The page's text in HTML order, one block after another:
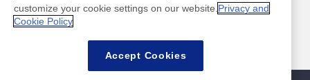
ニュース
お問い合わせ
よくあるご質問
customize your cookie settings on our website. Privacy and
Cookie Policy
Accept Cookies